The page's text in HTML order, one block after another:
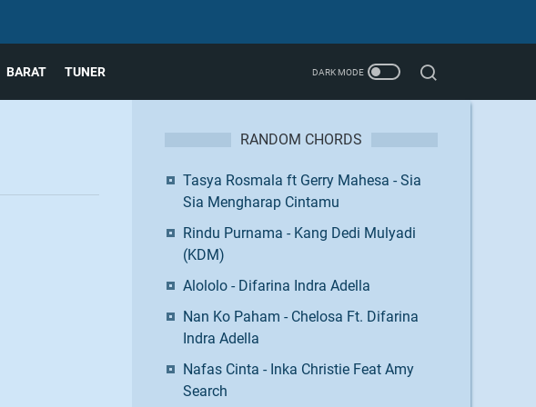
BARAT TUNER
RANDOM CHORDS
Tasya Rosmala ft Gerry Mahesa - Sia
Sia Mengharap Cintamu
Rindu Purnama - Kang Dedi Mulyadi
(KDM)
Alololo - Difarina Indra Adella
Nan Ko Paham - Chelosa Ft. Difarina
Indra Adella
Nafas Cinta - Inka Christie Feat Amy
Search